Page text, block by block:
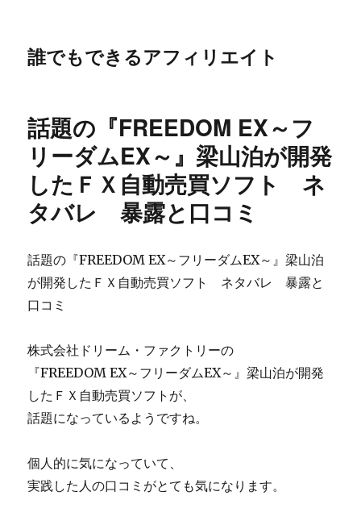
誰でもできるアフィリエイト
話題の『FREEDOM EX～フ
リーダムEX～』梁山泊が開発
したＦＸ自動売買ソフト ネ
タバレ 暴露と口コミ
話題の『FREEDOM EX～フリーダムEX～』梁山泊
が開発したＦＸ自動売買ソフト ネタバレ 暴露と
口コミ
株式会社ドリーム・ファクトリーの
『FREEDOM EX～フリーダムEX～』梁山泊が開発
したＦＸ自動売買ソフトが、
話題になっているようですね。
個人的に気になっていて、
実践した人の口コミがとても気になります。